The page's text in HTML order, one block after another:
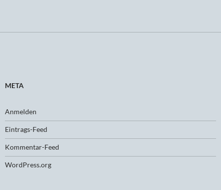
META
Anmelden
Eintrags-Feed
Kommentar-Feed
WordPress.org